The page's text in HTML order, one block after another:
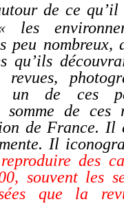
de ce
les
peu nombreux,
qu’ils
revues,
un de ces
de ces
de France. Il
Il
des
souvent les
que la